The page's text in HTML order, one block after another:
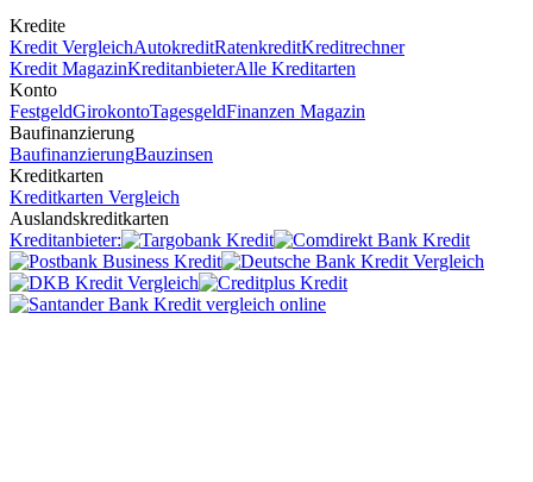
Kredite
Kredit VergleichAutokreditRatenkreditKreditrechner
Kredit MagazinKreditanbieterAlle Kreditarten
Konto
FestgeldGirokontoTagesgeldFinanzen Magazin
Baufinanzierung
BaufinanzierungBauzinsen
Kreditkarten
Kreditkarten Vergleich
Auslandskreditkarten
Kreditanbieter: